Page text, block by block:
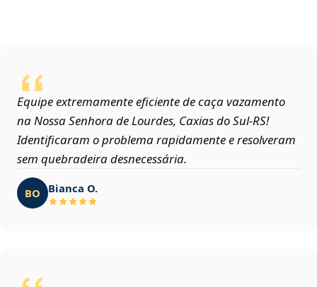
Equipe extremamente eficiente de caça vazamento
na Nossa Senhora de Lourdes, Caxias do Sul‑RS!
Identificaram o problema rapidamente e resolveram
sem quebradeira desnecessária.
BO Bianca O.